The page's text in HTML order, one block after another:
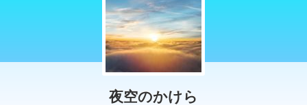
夜空のかけら